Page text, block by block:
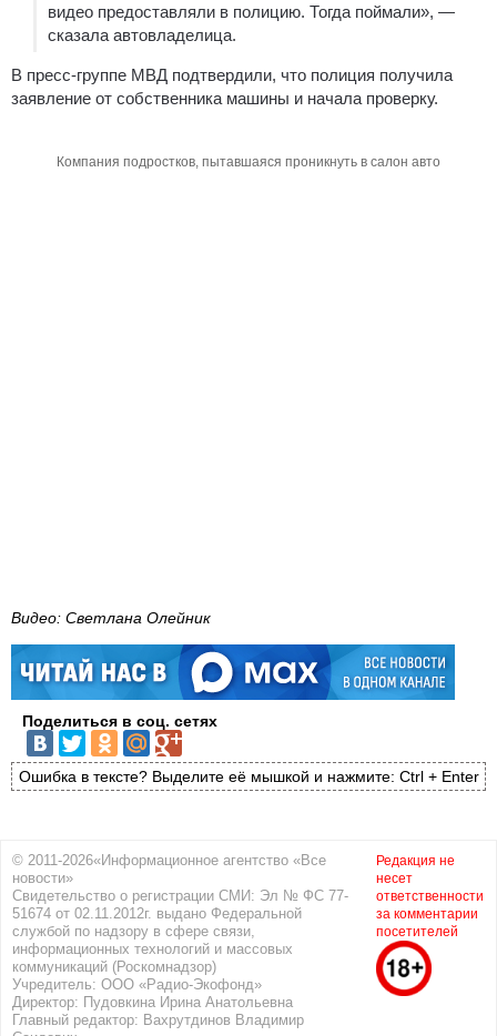
видео предоставляли в полицию. Тогда поймали», —
сказала автовладелица.
В пресс-группе МВД подтвердили, что полиция получила
заявление от собственника машины и начала проверку.
Компания подростков, пытавшаяся проникнуть в салон авто
Видео: Светлана Олейник
Поделиться в соц. сетях
Ошибка в тексте? Выделите её мышкой и нажмите: Ctrl + Enter
© 2011-2026«Информационное агентство «Все
новости»
Свидетельство о регистрации СМИ: Эл № ФС 77-
51674 от 02.11.2012г. выдано Федеральной
службой по надзору в сфере связи,
информационных технологий и массовых
коммуникаций (Роскомнадзор)
Учредитель: ООО «Радио-Экофонд»
Директор: Пудовкина Ирина Анатольевна
Главный редактор: Вахрутдинов Владимир
Редакция не
несет
ответственности
за комментарии
посетителей